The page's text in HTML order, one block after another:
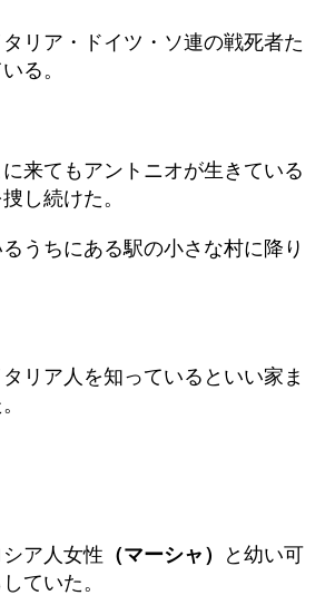
リア・ドイツ・ソ連の戦死者た
る。
来てもアントニオが生きている
し続けた。
うちにある駅の小さな村に降り
リア人を知っているといい家ま
ア人女性 （マーシャ）
と幼い可
ていた。